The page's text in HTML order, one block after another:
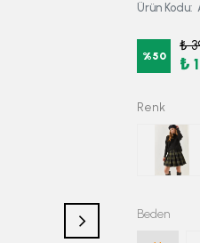
Ürün Kodu:
%50
₺
₺
Renk
Beden